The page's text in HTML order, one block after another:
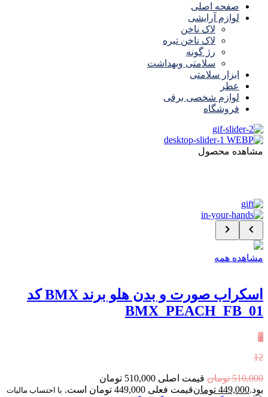
صفحه اصلی
لوازم آرایشی
لاک ناخن
لاک ناخن تیره
رژ گونه
سلامتی وبهداشت
ابزار سلامتی
عطر
لوازم شخصی برقی
فروشگاه
مشاهده محصول
مشاهده همه
اسکراب صورت و بدن هلو برند BMX کد
BMX_PEACH_FB_01
٪
12
510,000 تومان
قیمت اصلی 510,000 تومان
بود.449,000 تومانقیمت فعلی 449,000 تومان است. با احتساب مالیات